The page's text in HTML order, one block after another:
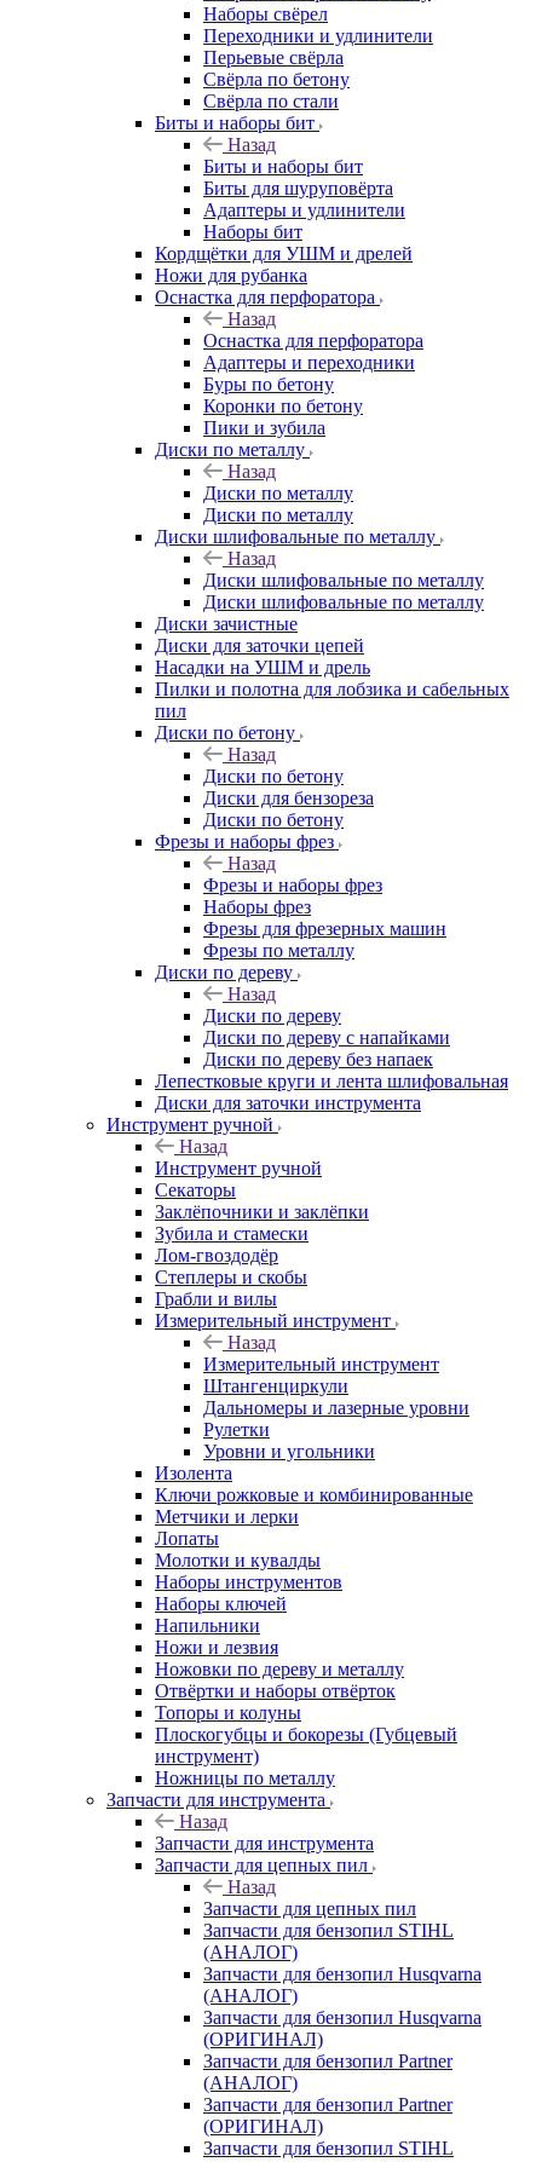
Наборы свёрел
Переходники и удлинители
Перьевые свёрла
Свёрла по бетону
Свёрла по стали
Биты и наборы бит
Назад
Биты и наборы бит
Биты для шуруповёрта
Адаптеры и удлинители
Наборы бит
Кордщётки для УШМ и дрелей
Ножи для рубанка
Оснастка для перфоратора
Назад
Оснастка для перфоратора
Адаптеры и переходники
Буры по бетону
Коронки по бетону
Пики и зубила
Диски по металлу
Назад
Диски по металлу
Диски по металлу
Диски шлифовальные по металлу
Назад
Диски шлифовальные по металлу
Диски шлифовальные по металлу
Диски зачистные
Диски для заточки цепей
Насадки на УШМ и дрель
Пилки и полотна для лобзика и сабельных
пил
Диски по бетону
Назад
Диски по бетону
Диски для бензореза
Диски по бетону
Фрезы и наборы фрез
Назад
Фрезы и наборы фрез
Наборы фрез
Фрезы для фрезерных машин
Фрезы по металлу
Диски по дереву
Назад
Диски по дереву
Диски по дереву с напайками
Диски по дереву без напаек
Лепестковые круги и лента шлифовальная
Диски для заточки инструмента
Инструмент ручной
Назад
Инструмент ручной
Секаторы
Заклёпочники и заклёпки
Зубила и стамески
Лом-гвоздодёр
Степлеры и скобы
Грабли и вилы
Измерительный инструмент
Назад
Измерительный инструмент
Штангенциркули
Дальномеры и лазерные уровни
Рулетки
Уровни и угольники
Изолента
Ключи рожковые и комбинированные
Метчики и лерки
Лопаты
Молотки и кувалды
Наборы инструментов
Наборы ключей
Напильники
Ножи и лезвия
Ножовки по дереву и металлу
Отвёртки и наборы отвёрток
Топоры и колуны
Плоскогубцы и бокорезы (Губцевый
инструмент)
Ножницы по металлу
Запчасти для инструмента
Назад
Запчасти для инструмента
Запчасти для цепных пил
Назад
Запчасти для цепных пил
Запчасти для бензопил STIHL
(АНАЛОГ)
Запчасти для бензопил Husqvarna
(АНАЛОГ)
Запчасти для бензопил Husqvarna
(ОРИГИНАЛ)
Запчасти для бензопил Partner
(АНАЛОГ)
Запчасти для бензопил Partner
(ОРИГИНАЛ)
Запчасти для бензопил STIHL